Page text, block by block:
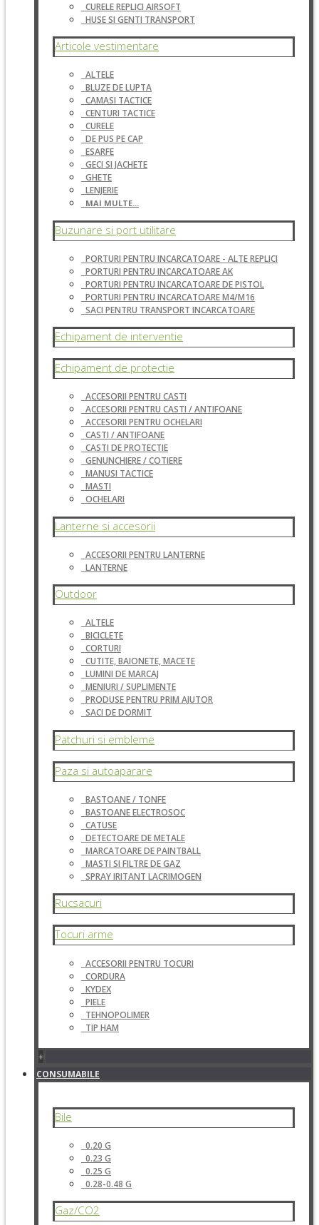
CURELE REPLICI AIRSOFT
HUSE SI GENTI TRANSPORT
Articole vestimentare
ALTELE
BLUZE DE LUPTA
CAMASI TACTICE
CENTURI TACTICE
CURELE
DE PUS PE CAP
ESARFE
GECI SI JACHETE
GHETE
LENJERIE
MAI MULTE...
Buzunare si port utilitare
PORTURI PENTRU INCARCATOARE - ALTE REPLICI
PORTURI PENTRU INCARCATOARE AK
PORTURI PENTRU INCARCATOARE DE PISTOL
PORTURI PENTRU INCARCATOARE M4/M16
SACI PENTRU TRANSPORT INCARCATOARE
Echipament de interventie
Echipament de protectie
ACCESORII PENTRU CASTI
ACCESORII PENTRU CASTI / ANTIFOANE
ACCESORII PENTRU OCHELARI
CASTI / ANTIFOANE
CASTI DE PROTECTIE
GENUNCHIERE / COTIERE
MANUSI TACTICE
MASTI
OCHELARI
Lanterne si accesorii
ACCESORII PENTRU LANTERNE
LANTERNE
Outdoor
ALTELE
BICICLETE
CORTURI
CUTITE, BAIONETE, MACETE
LUMINI DE MARCAJ
MENIURI / SUPLIMENTE
PRODUSE PENTRU PRIM AJUTOR
SACI DE DORMIT
Patchuri si embleme
Paza si autoaparare
BASTOANE / TONFE
BASTOANE ELECTROSOC
CATUSE
DETECTOARE DE METALE
MARCATOARE DE PAINTBALL
MASTI SI FILTRE DE GAZ
SPRAY IRITANT LACRIMOGEN
Rucsacuri
Tocuri arme
ACCESORII PENTRU TOCURI
CORDURA
KYDEX
PIELE
TEHNOPOLIMER
TIP HAM
+
CONSUMABILE
Bile
0.20 G
0.23 G
0.25 G
0.28-0.48 G
Gaz/CO2